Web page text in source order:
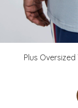
Plus